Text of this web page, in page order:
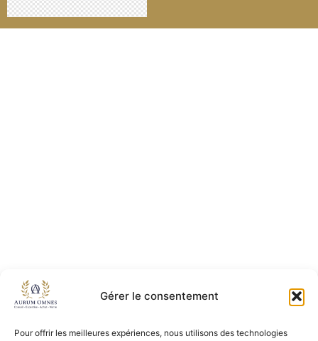
Gérer le consentement
Pour offrir les meilleures expériences, nous utilisons des technologies